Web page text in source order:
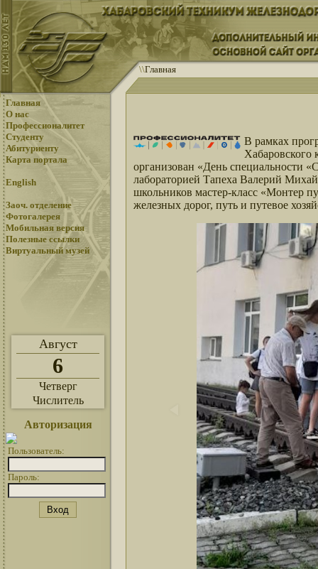
\\Главная
Главная
О нас
Профессионалитет
Студенту
Абитуриенту
Карта портала
English
Заоч. отделение
Фотогалерея
Мобильная версия
Полезные ссылки
Виртуальный музей
Август
6
Четверг
Числитель
Авторизация
Пользователь:
Пароль:
В рамках
Хабаровского
организован «День специальности
лабораторией Тапеха Валерий
школьников мастер-класс «Монтер
железных дорог, путь и путевое